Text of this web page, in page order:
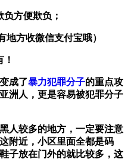
方便欺负；
地方收微信支付宝哦）
成了暴力犯罪分子的重点攻
洲人，更是容易被犯罪分子
人较多的地方，一定要注意
附近，小区里面全都是码
子放在门外的就比较多，这